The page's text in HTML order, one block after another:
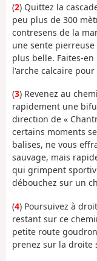
(2) Quittez la
peu plus de 300
contresens de la
une sente pierreuse
plus belle. Faites-
l'arche calcaire
(3) Revenez au
rapidement une
direction de «
certains moments
balises, ne vous
sauvage, mais
qui grimpent
débouchez sur un
(4) Poursuivez à
restant sur ce
petite route
prenez sur la droite